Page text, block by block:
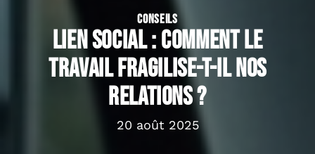
CONSEILS
Lien social : comment le
travail fragilise-t-il nos
relations ?
20 août 2025